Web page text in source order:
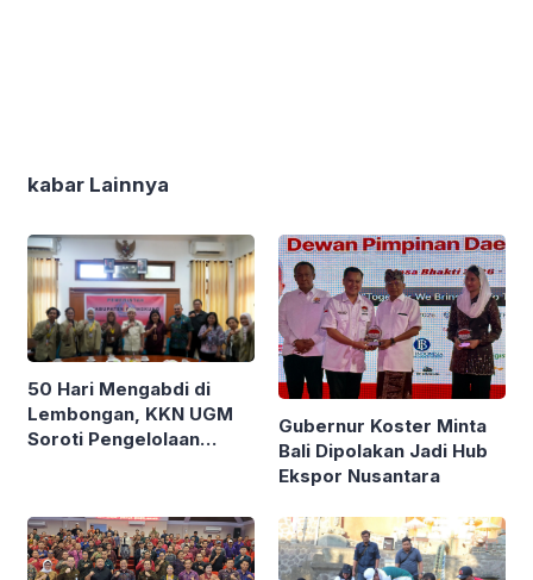
kabar Lainnya
50 Hari Mengabdi di
Lembongan, KKN UGM
Soroti Pengelolaan
Gubernur Koster Minta
Bali Dipolakan Jadi Hub
Ekspor Nusantara